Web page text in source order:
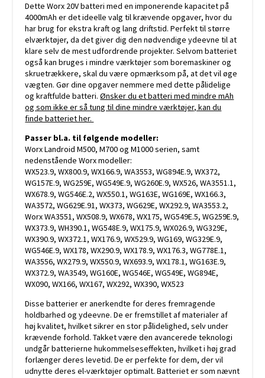
Dette Worx 20V batteri med en imponerende kapacitet på
4000mAh er det ideelle valg til krævende opgaver, hvor du
har brug for ekstra kraft og lang driftstid. Perfekt til større
elværktøjer, da det giver dig den nødvendige ydeevne til at
klare selv de mest udfordrende projekter. Selvom batteriet
også kan bruges i mindre værktøjer som boremaskiner og
skruetrækkere, skal du være opmærksom på, at det vil øge
vægten. Gør dine opgaver nemmere med dette pålidelige
og kraftfulde batteri.Ønsker du et batteri med mindre mAh
og som ikke er så tung til dine mindre værktøjer, kan du
finde batteriet her.
Passer bl.a. til følgende modeller:
Worx Landroid M500, M700 og M1000 serien, samt
nedenstående Worx modeller:
WX523.9, WX800.9, WX166.9, WA3553, WG894E.9, WX372,
WG157E.9, WG259E, WG549E.9, WG260E.9, WX526, WA3551.1,
WX678.9, WG546E.2, WX550.1, WG163E, WG169E, WX166.3,
WA3572, WG629E.91, WX373, WG629E, WX292.9, WA3553.2,
Worx WA3551, WX508.9, WX678, WX175, WG549E.5, WG259E.9,
WX373.9, WH390.1, WG548E.9, WX175.9, WX026.9, WG329E,
WX390.9, WX372.1, WX176.9, WX529.9, WG169, WG329E.9,
WG546E.9, WX178, WX290.9, WX178.9, WX176.3, WG778E.1,
WA3556, WX279.9, WX550.9, WX693.9, WX178.1, WG163E.9,
WX372.9, WA3549, WG160E, WG546E, WG549E, WG894E,
WX090, WX166, WX167, WX292, WX390, WX523
Disse batterier er anerkendte for deres fremragende
holdbarhed og ydeevne. De er fremstillet af materialer af
høj kvalitet, hvilket sikrer en stor pålidelighed, selv under
krævende forhold. Takket være den avancerede teknologi
undgår batterierne hukommelseseffekten, hvilket i høj grad
forlænger deres levetid. De er perfekte for dem, der vil
udnytte deres el-værktøjer optimalt. Batteriet er som nævnt